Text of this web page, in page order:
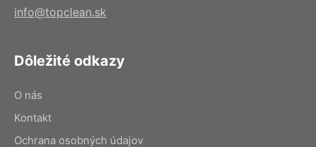
info@topclean.sk
Dôležité odkazy
O nás
Kontakt
Ochrana osobných údajov